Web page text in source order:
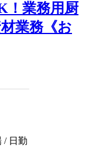
！業務用厨
業務《お
/ 日勤